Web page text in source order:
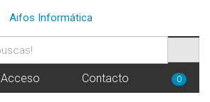
Aifos Informática
Acceso Contacto 0